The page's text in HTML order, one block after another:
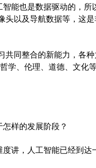
能也是数据驱动的，所
头以及导航数据等，这是
同整合的新能力，各
学、伦理、道德、文化
样的发展阶段？
讲，人工智能已经到达